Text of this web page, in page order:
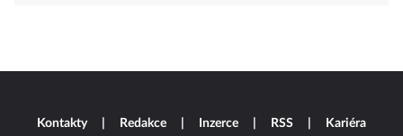
Kontakty Redakce Inzerce RSS Kariéra